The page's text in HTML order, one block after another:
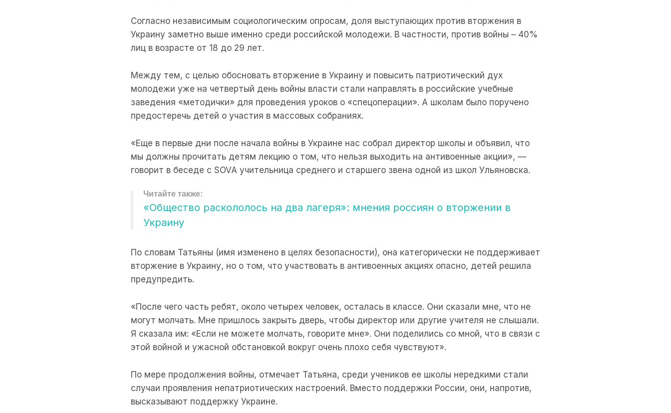
Согласно независимым социологическим опросам, доля выступающих против вторжения в
Украину заметно выше именно среди российской молодежи. В частности, против войны – 40%
лиц в возрасте от 18 до 29 лет.
Между тем, с целью обосновать вторжение в Украину и повысить патриотический дух
молодежи уже на четвертый день войны власти стали направлять в российские учебные
заведения «методички» для проведения уроков о «спецоперации». А школам было поручено
предостеречь детей о участия в массовых собраниях.
«Еще в первые дни после начала войны в Украине нас собрал директор школы и объявил, что
мы должны прочитать детям лекцию о том, что нельзя выходить на антивоенные акции», —
говорит в беседе с SOVA учительница среднего и старшего звена одной из школ Ульяновска.
«Общество раскололось на два лагеря»: мнения россиян о вторжении в
Украину
По словам Татьяны (имя изменено в целях безопасности), она категорически не поддерживает
вторжение в Украину, но о том, что участвовать в антивоенных акциях опасно, детей решила
предупредить.
«После чего часть ребят, около четырех человек, осталась в классе. Они сказали мне, что не
могут молчать. Мне пришлось закрыть дверь, чтобы директор или другие учителя не слышали.
Я сказала им: «Если не можете молчать, говорите мне». Они поделились со мной, что в связи с
этой войной и ужасной обстановкой вокруг очень плохо себя чувствуют».
По мере продолжения войны, отмечает Татьяна, среди учеников ее школы нередкими стали
случаи проявления непатриотических настроений. Вместо поддержки России, они, напротив,
высказывают поддержку Украине.